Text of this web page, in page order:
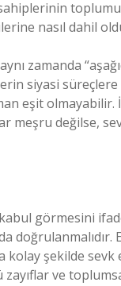
nasıl dahil
zamanda
siyasi
eşit
meşru değilse,
görmesini
şekilde
ve